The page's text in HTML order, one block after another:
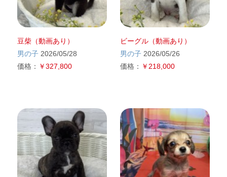
豆柴（動画あり）
男の子2026/05/28
価格： ￥327,800
ビーグル（動画あり）
男の子2026/05/26
価格： ￥218,000